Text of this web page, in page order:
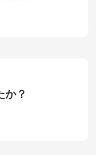
か？